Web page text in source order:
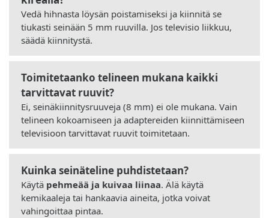
Vedä hihnasta löysän poistamiseksi ja kiinnitä se
tiukasti seinään 5 mm ruuvilla. Jos televisio liikkuu,
säädä kiinnitystä.
Toimitetaanko telineen mukana kaikki
tarvittavat ruuvit?
Ei, seinäkiinnitysruuveja (8 mm) ei ole mukana. Vain
telineen kokoamiseen ja adaptereiden kiinnittämiseen
televisioon tarvittavat ruuvit toimitetaan.
Kuinka seinäteline puhdistetaan?
Käytä pehmeää ja kuivaa liinaa. Älä käytä
kemikaaleja tai hankaavia aineita, jotka voivat
vahingoittaa pintaa.